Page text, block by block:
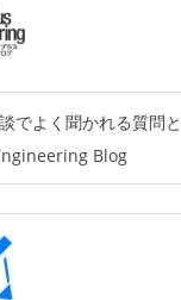
でよく聞かれる質問
Blog